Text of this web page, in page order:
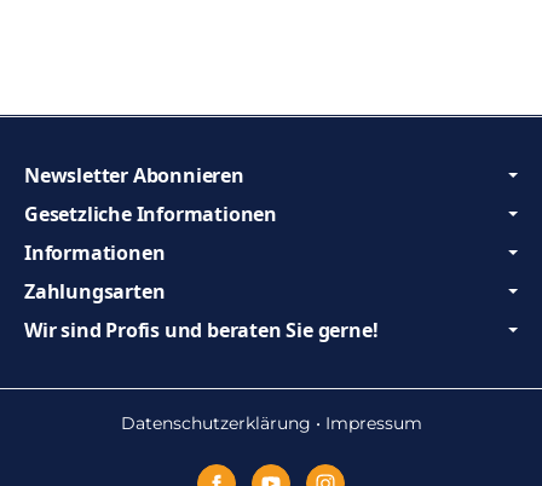
Gesetzliche Informationen
Informationen
Zahlungsarten
Wir sind Profis und beraten Sie gerne!
Newsletter Abonnieren
Datenschutzerklärung • Impressum